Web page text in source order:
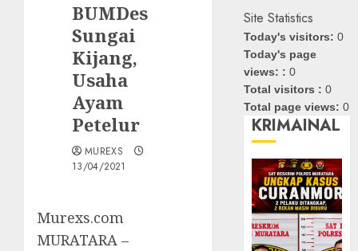
BUMDes
Sungai
Kijang,
Usaha
Ayam
Petelur
MUREXS
13/04/2021
Murexs.com
MURATARA –
Site Statistics
Today's visitors:0
Today's page
views: :0
Total visitors :0
Total page views:0
KRIMAINAL